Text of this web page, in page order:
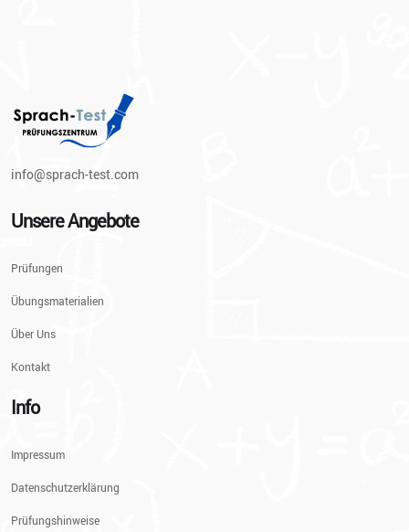
info@sprach-test.com
Unsere Angebote
Prüfungen
Übungsmaterialien
Über Uns
Kontakt
Info
Impressum
Datenschutzerklärung
Prüfungshinweise